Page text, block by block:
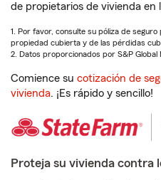
de propietarios de vivienda en
1. Por favor, consulte su póliza de
propiedad cubierta y de las pérdidas
2. Datos proporcionados por S&P
Comience su cotización de
vivienda. ¡Es rápido y sencillo!
Proteja su vivienda contra